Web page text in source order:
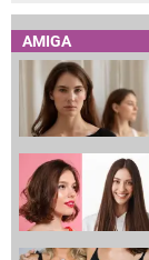
AMIGA